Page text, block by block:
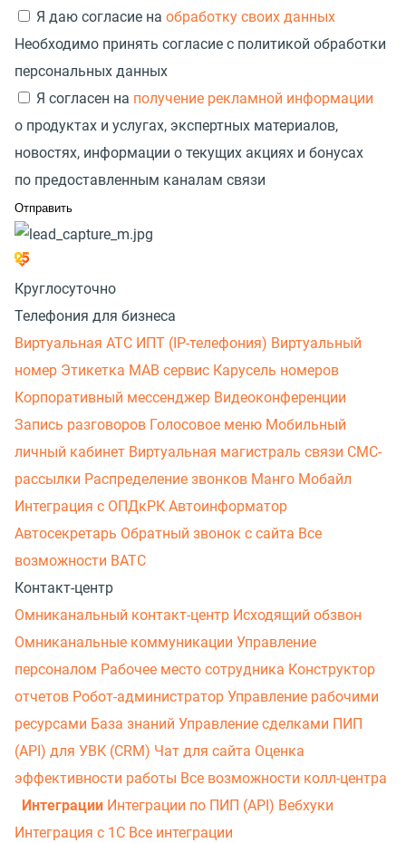
Я даю согласие на обработку своих данных
Необходимо принять согласие с политикой обработки
персональных данных
Я согласен на получение рекламной информации
о продуктах и услугах, экспертных материалов,
новостях, информации о текущих акциях и бонусах
по предоставленным каналам связи
Круглосуточно
Телефония для бизнеса
Виртуальная АТС ИПТ (IP-телефония) Виртуальный
номер Этикетка МАВ сервис Карусель номеров
Корпоративный мессенджер Видеоконференции
Запись разговоров Голосовое меню Мобильный
личный кабинет Виртуальная магистраль связи СМС-
рассылки Распределение звонков Манго Мобайл
Интеграция с ОПДкРК Автоинформатор
Автосекретарь Обратный звонок с сайта Все
возможности ВАТС
Контакт-центр
Омниканальный контакт-центр Исходящий обзвон
Омниканальные коммуникации Управление
персоналом Рабочее место сотрудника Конструктор
отчетов Робот-администратор Управление рабочими
ресурсами База знаний Управление сделками ПИП
(API) для УВК (CRM) Чат для сайта Оценка
эффективности работы Все возможности колл-центра
Интеграции Интеграции по ПИП (API) Вебхуки
Интеграция с 1С Все интеграции